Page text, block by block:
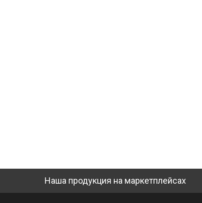
Наша продукция на маркетплейсах